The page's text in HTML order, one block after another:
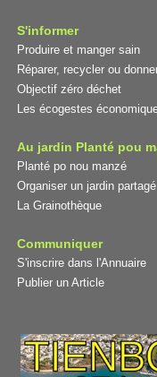
S'informer
Produire et manger sain
Réparer, recycler ou
Objectif zéro déchet
Les écogestes
Au jardin Planté pou
Planté po nou manzé
Organiser un jardin partagé
La Grainothèque
Communiquer
S'inscrire dans l'Annuaire
Publier un Article